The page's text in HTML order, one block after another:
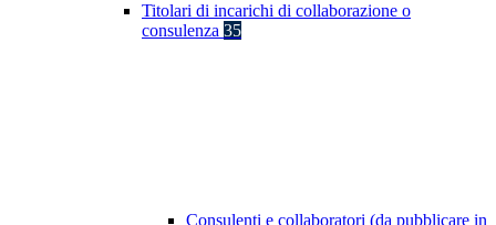
Titolari di incarichi di collaborazione o
consulenza 35
Consulenti e collaboratori (da pubblicare in